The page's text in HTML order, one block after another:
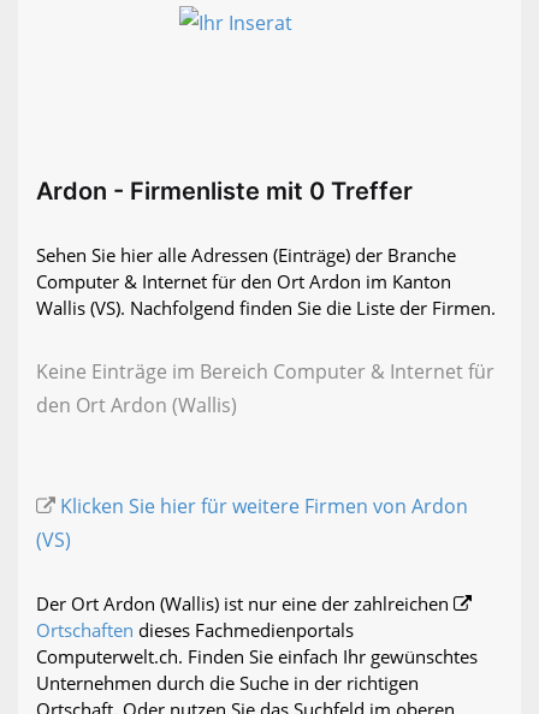
Ardon - Firmenliste mit 0 Treffer
Sehen Sie hier alle Adressen (Einträge) der Branche
Computer & Internet für den Ort Ardon im Kanton
Wallis (VS). Nachfolgend finden Sie die Liste der Firmen.
Keine Einträge im Bereich Computer & Internet für
den Ort Ardon (Wallis)
Klicken Sie hier für weitere Firmen von Ardon
(VS)
Der Ort Ardon (Wallis) ist nur eine der zahlreichen
Ortschaften dieses Fachmedienportals
Computerwelt.ch. Finden Sie einfach Ihr gewünschtes
Unternehmen durch die Suche in der richtigen